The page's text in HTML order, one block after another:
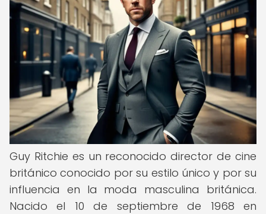
Guy Ritchie es un reconocido director de cine
británico conocido por su estilo único y por su
influencia en la moda masculina británica.
Nacido el 10 de septiembre de 1968 en